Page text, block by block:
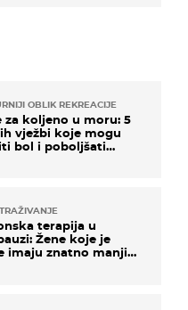
OBLIK REKREACIJE
za koljeno u moru: 5
vježbi koje mogu
bol i poboljšati
terapija u
Žene koje je
imaju znatno manji